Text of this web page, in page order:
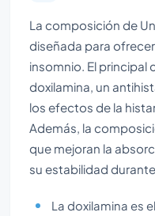
La composición de
diseñada para
insomnio. El principal
doxilamina, un
los efectos de la
Además, la
que mejoran la
su estabilidad
La doxilamina es